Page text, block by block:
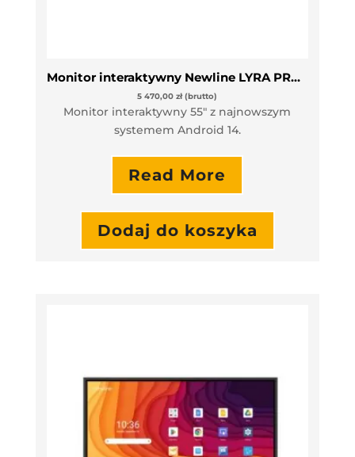
Monitor interaktywny Newline LYRA PRO TT-5523QA
5 470,00zł (brutto)
Monitor interaktywny 55″ z najnowszym
systemem Android 14.
Read More
Dodaj do koszyka